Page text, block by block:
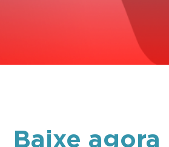
Baixe agora